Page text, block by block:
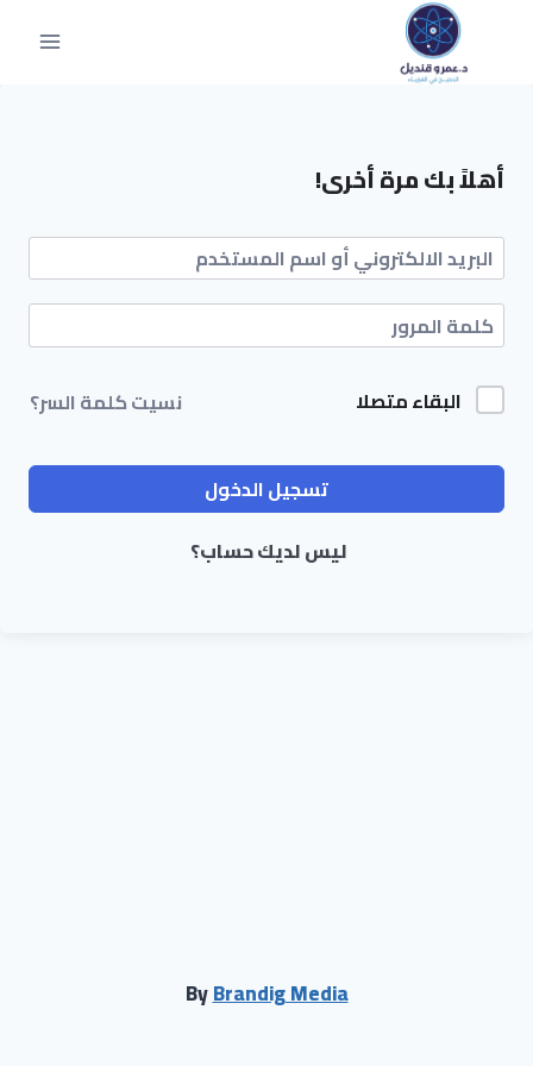
أهلاً بك مرة أخرى!
البقاء متصلا نسيت كلمة السر؟
تسجيل الدخول
ليس لديك حساب؟
ByBrandig Media